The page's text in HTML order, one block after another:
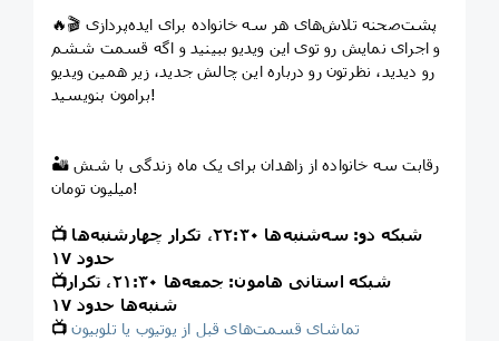
🔥🎬 پشت‌صحنه تلاش‌های هر سه خانواده برای ایده‌پردازی
و اجرای نمایش رو توی این ویدیو ببینید و اگه قسمت ششم
رو دیدید، نظرتون رو درباره این چالش جدید، زیر همین ویدیو
برامون بنویسید!
🏜 رقابت سه خانواده از زاهدان برای یک ماه زندگی با شش
میلیون تومان!
📺
حدود ۱۷
📺شبکه استانی هامون: جمعه‌ها ۲۱:۳۰، تکرار
شنبه‌ها حدود ۱۷
📺 تماشای قسمت‌های قبل از یوتیوب یا تلوبیون